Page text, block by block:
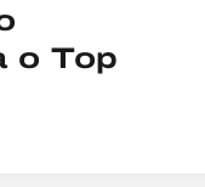
o Top